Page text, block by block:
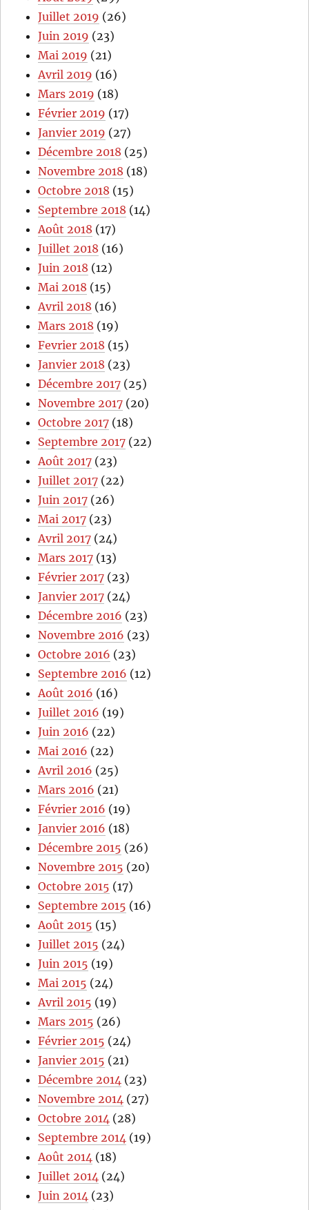
Juillet 2019 (26)
Juin 2019 (23)
Mai 2019 (21)
Avril 2019 (16)
Mars 2019 (18)
Février 2019 (17)
Janvier 2019 (27)
Décembre 2018 (25)
Novembre 2018 (18)
Octobre 2018 (15)
Septembre 2018 (14)
Août 2018 (17)
Juillet 2018 (16)
Juin 2018 (12)
Mai 2018 (15)
Avril 2018 (16)
Mars 2018 (19)
Fevrier 2018 (15)
Janvier 2018 (23)
Décembre 2017 (25)
Novembre 2017 (20)
Octobre 2017 (18)
Septembre 2017 (22)
Août 2017 (23)
Juillet 2017 (22)
Juin 2017 (26)
Mai 2017 (23)
Avril 2017 (24)
Mars 2017 (13)
Février 2017 (23)
Janvier 2017 (24)
Décembre 2016 (23)
Novembre 2016 (23)
Octobre 2016 (23)
Septembre 2016 (12)
Août 2016 (16)
Juillet 2016 (19)
Juin 2016 (22)
Mai 2016 (22)
Avril 2016 (25)
Mars 2016 (21)
Février 2016 (19)
Janvier 2016 (18)
Décembre 2015 (26)
Novembre 2015 (20)
Octobre 2015 (17)
Septembre 2015 (16)
Août 2015 (15)
Juillet 2015 (24)
Juin 2015 (19)
Mai 2015 (24)
Avril 2015 (19)
Mars 2015 (26)
Février 2015 (24)
Janvier 2015 (21)
Décembre 2014 (23)
Novembre 2014 (27)
Octobre 2014 (28)
Septembre 2014 (19)
Août 2014 (18)
Juillet 2014 (24)
Juin 2014 (23)